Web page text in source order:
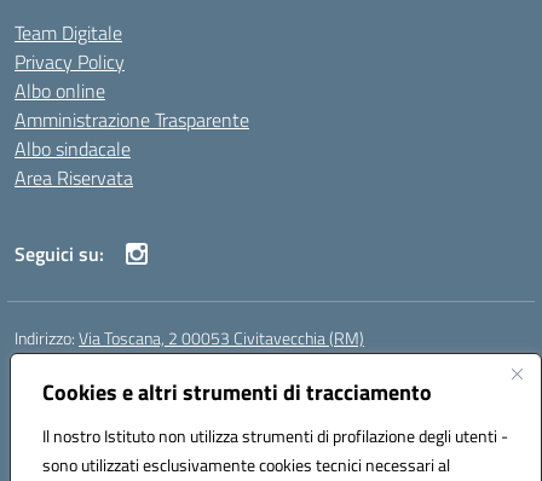
Cookies e altri strumenti di tracciamento
Il nostro Istituto non utilizza strumenti di profilazione degli utenti -
sono utilizzati esclusivamente cookies tecnici necessari al
Team Digitale
Privacy Policy
Albo online
Amministrazione Trasparente
Albo sindacale
Area Riservata
Seguici su:
Indirizzo:Via Toscana, 2 00053 Civitavecchia (RM)
Centralino:
Posta elettronica certificata (PEC):rmic8b900g@pec.istruzione.it
Codice fiscale: 91038380589
Codice meccanografico:RMIC8B900G